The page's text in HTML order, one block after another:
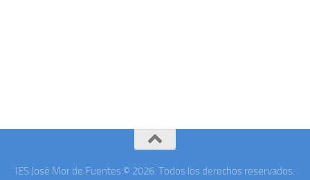
IES José Mor de Fuentes © 2026. Todos los derechos reservados.